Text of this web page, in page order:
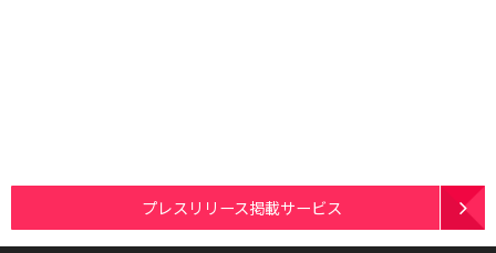
プレスリリース掲載サービス